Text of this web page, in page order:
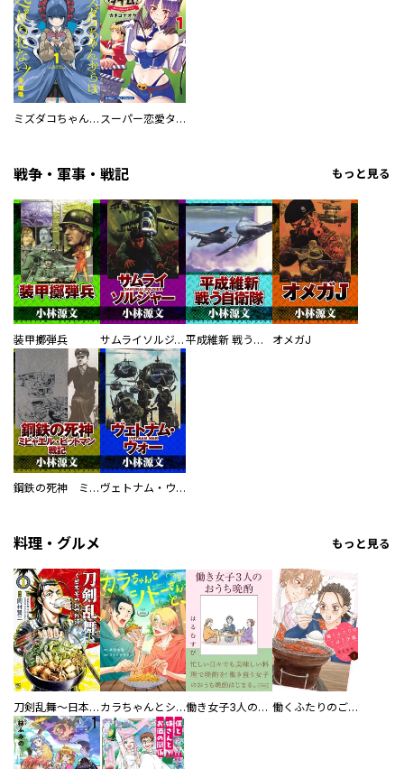
ミズダコちゃんからは逃げられない！ スーパー恋愛タイム！～現場でドＳな彼女は自宅でデレる～
戦争・軍事・戦記 もっと見る
装甲擲弾兵 サムライソルジャー SAMURAI SOLDIER 平成維新 戦う自衛隊 オメガJ
鋼鉄の死神 ミヒャエル・ビットマン戦記 ヴェトナム・ウォー VIETNAM WAR
料理・グルメ もっと見る
刀剣乱舞～日本号つれづれ酒～ カラちゃんとシトーさんと、 【分冊版】 働き女子3人のおうち晩酌 働くふたりのごほうび飯